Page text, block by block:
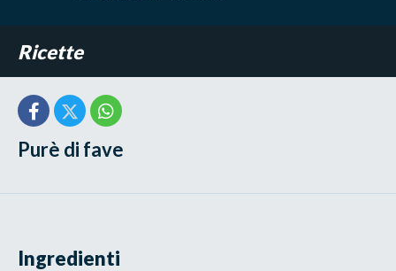
Ricette
Purè di fave
Ingredienti